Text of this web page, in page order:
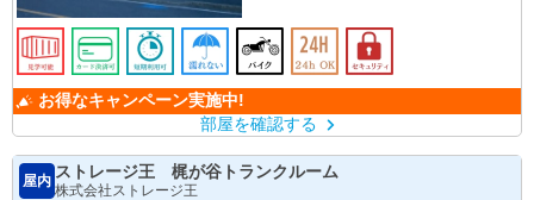
お得なキャンペーン実施中!
部屋を確認する
屋内
ストレージ王 梶が谷トランクルーム
株式会社ストレージ王